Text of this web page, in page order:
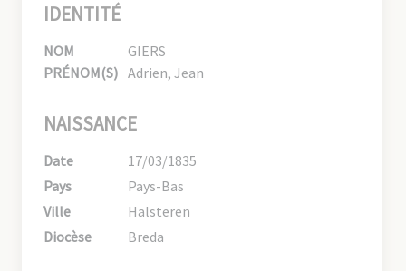
IDENTITÉ
NOM
GIERS
PRÉNOM(S) Adrien, Jean
NAISSANCE
Date
17/03/1835
Pays
Pays-Bas
Ville
Halsteren
Diocèse
Breda